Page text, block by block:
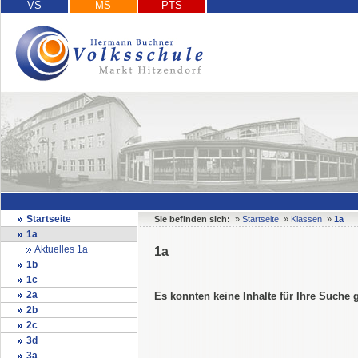
VS MS PTS
Startseite
1a
Aktuelles 1a
1b
1c
2a
2b
2c
3d
3a
Sie befinden sich: » Startseite » Klassen » 1a
1a
Es konnten keine Inhalte für Ihre Suche